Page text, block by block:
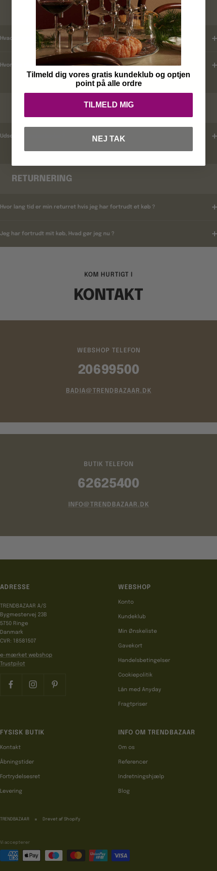
KUNDEKLUB
Hvad er mine fordele ?
Hvordan tilmelder jeg mig ?
Udsender i rabatkoder ?
RETURNERING
Hvor lang tid er min returret hvis jeg har fortrudt et køb ?
Jeg har fortrudt mit køb, Hvad gør jeg nu ?
KOM HURTIGT I
KONTAKT
WEBSHOP TELEFON
20699500
BADIA@TRENDBAZAAR.DK
BUTIK TELEFON
62625400
INFO@TRENDBAZAAR.DK
ADRESSE
TRENDBAZAAR A/S
Bygmestervej 23B
5750 Ringe
Danmark
CVR: 18581507
e-mærket webshop
Trustpilot
WEBSHOP
Konto
Kundeklub
Min Ønskeliste
Gavekort
Handelsbetingelser
Cookiepolitik
Lån med Anyday
Fragtpriser
FYSISK BUTIK
Kontakt
Åbningstider
Fortrydelsesret
Levering
INFO OM TRENDBAZAAR
Om os
Referencer
Indretningshjælp
Blog
TRENDBAZAAR Drevet af Shopify
Vi accepterer
Tilmeld dig vores gratis kundeklub og optjen
point på alle ordre
TILMELD MIG
NEJ TAK